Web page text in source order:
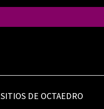
SITIOS DE OCTAEDRO